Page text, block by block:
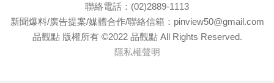
體
聯絡電話：(02)2889-1113
新聞爆料/廣告提案/媒體合作/聯絡信箱：pinview50@gmail.com
品觀點 版權所有 ©2022 品觀點 All Rights Reserved.
隱私權聲明